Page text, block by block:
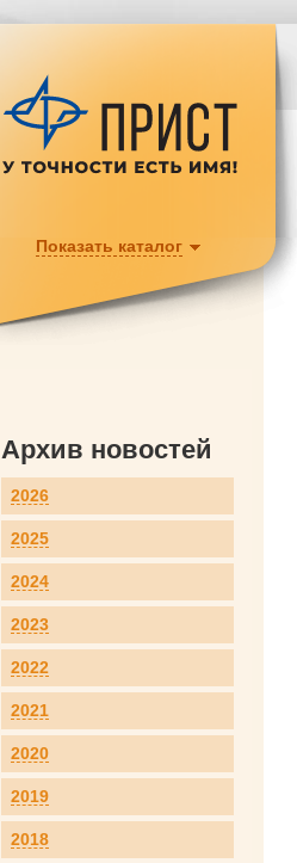
Показать каталог
Архив новостей
2026
2025
2024
2023
2022
2021
2020
2019
2018